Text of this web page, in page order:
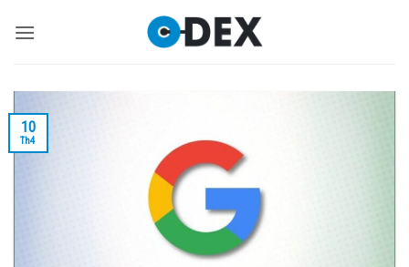
qua
10
Th4